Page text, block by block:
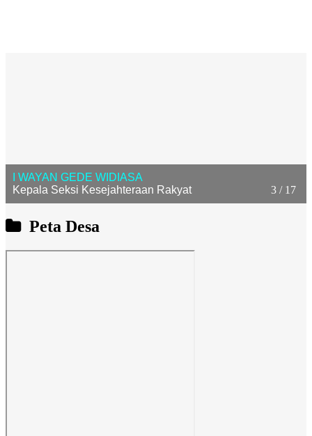
4 / 17
ANAK AGUNG AYU ASTITI UTAMI DEWI
Kepala Urusan Umum
Peta Desa